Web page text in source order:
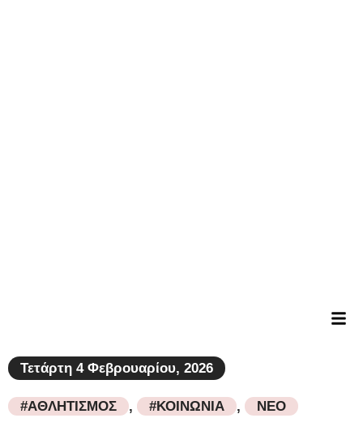
Τετάρτη 4 Φεβρουαρίου, 2026
#ΑΘΛΗΤΙΣΜΟΣ , #ΚΟΙΝΩΝΙΑ , ΝΕΟ